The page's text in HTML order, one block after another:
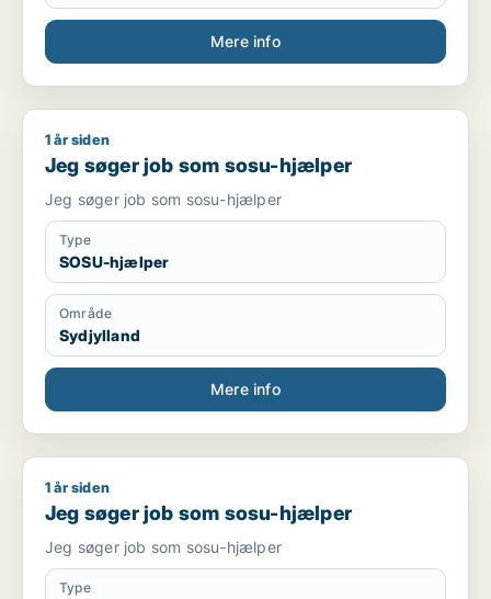
Mere info
Jeg søger job som sosu-hjælper
1 år siden
Jeg søger job som sosu-hjælper
Jeg søger job som sosu-hjælper
Type
SOSU-hjælper
Område
Sydjylland
Mere info
Jeg søger job som sosu-hjælper
1 år siden
Jeg søger job som sosu-hjælper
Jeg søger job som sosu-hjælper
Type